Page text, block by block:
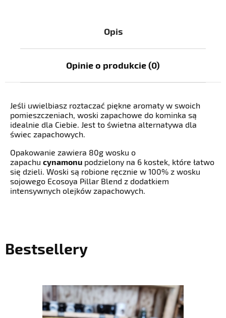
Opis
Opinie o produkcie (0)
Jeśli uwielbiasz roztaczać piękne aromaty w swoich
pomieszczeniach, woski zapachowe do kominka są
idealnie dla Ciebie. Jest to świetna alternatywa dla
świec zapachowych.
Opakowanie zawiera 80g wosku o
zapachu cynamonu podzielony na 6 kostek, które łatwo
się dzieli. Woski są robione ręcznie w 100% z wosku
sojowego Ecosoya Pillar Blend z dodatkiem
intensywnych olejków zapachowych.
Bestsellery